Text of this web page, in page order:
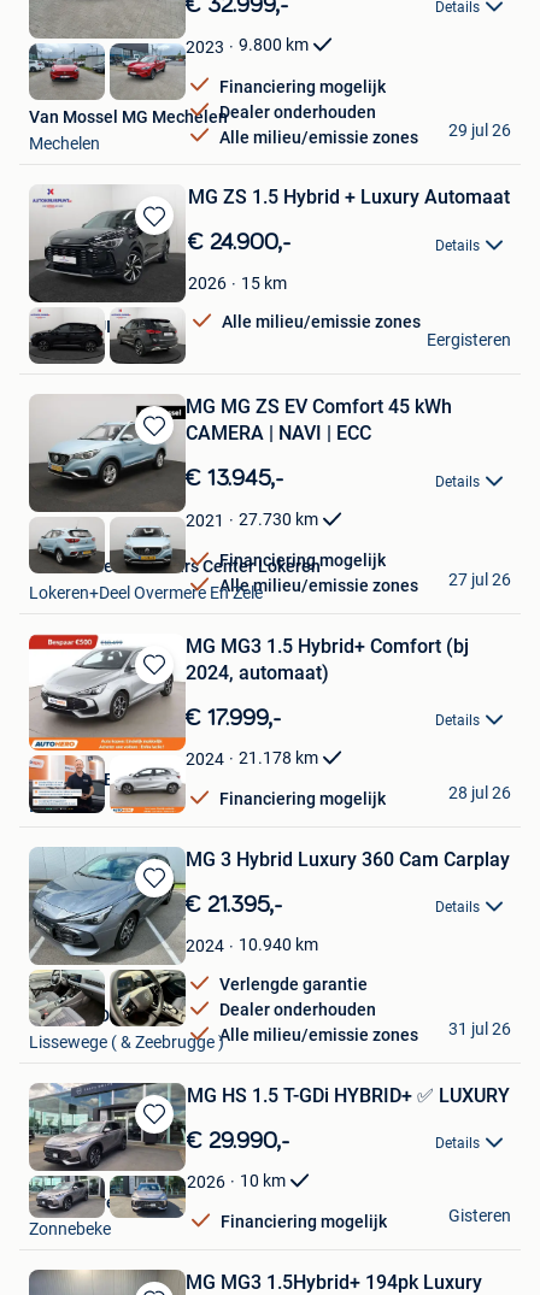
Mijn
Favorieten
Details
2023 9.800 km
Financiering mogelijk
Dealer onderhouden
Alle milieu/emissie zones
Van Mossel MG Mechelen
Mechelen
29 jul 26
Bewaren
in
Mijn
Favorieten
MG ZS 1.5 Hybrid + Luxury Automaat
€ 24.900,- Details
2026 15 km
Alle milieu/emissie zones
AUTOKRUISPUNT
Tielt
Eergisteren
Bewaren
in
Favorieten
MG MG ZS EV Comfort 45 kWh
CAMERA | NAVI | ECC
€ 13.945,- Details
2021 27.730 km
Financiering mogelijk
Alle milieu/emissie zones
Van Mossel Used Cars Center Lokeren
Lokeren+Deel Overmere En Zele
27 jul 26
Bewaren
in
Mijn
Favorieten
MG MG3 1.5 Hybrid+ Comfort (bj
2024, automaat)
€ 17.999,- Details
2024 21.178 km
Financiering mogelijk
Autohero België
Brussel
28 jul 26
Bewaren
in
Mijn
Favorieten
MG 3 Hybrid Luxury 360 Cam Carplay
€ 21.395,- Details
2024 10.940 km
Verlengde garantie
Dealer onderhouden
Alle milieu/emissie zones
GARAGE DECLERCK
Lissewege ( & Zeebrugge )
31 jul 26
Bewaren
in
Mijn
Favorieten
MG HS 1.5 T-GDi HYBRID+ ✅ LUXURY
€ 29.990,- Details
2026 10 km
Financiering mogelijk
Delva Drive
Zonnebeke
Gisteren
MG MG3 1.5Hybrid+ 194pk Luxury